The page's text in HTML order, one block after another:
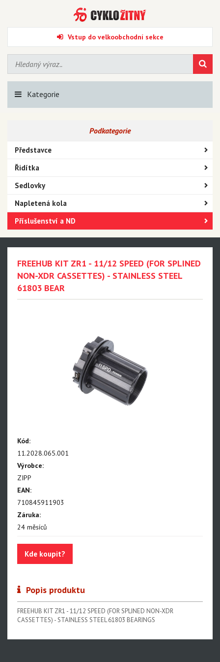
Vstup do velkoobchodní sekce
Kategorie
Podkategorie
Představce
Řidítka
Sedlovky
Napletená kola
Příslušenství a ND
FREEHUB KIT ZR1 - 11/12 SPEED (FOR SPLINED
NON-XDR CASSETTES) - STAINLESS STEEL
61803 BEAR
Kód:
11.2028.065.001
Výrobce:
ZIPP
EAN:
710845911903
Záruka:
24 měsíců
Kde koupit?
Popis produktu
FREEHUB KIT ZR1 - 11/12 SPEED (FOR SPLINED NON-XDR
CASSETTES) - STAINLESS STEEL 61803 BEARINGS